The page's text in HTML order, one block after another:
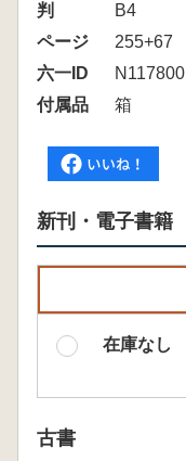
判
B4
ページ
255+67
六一ID
N117800
付属品
箱
新刊・電子書籍
在庫なし
古書